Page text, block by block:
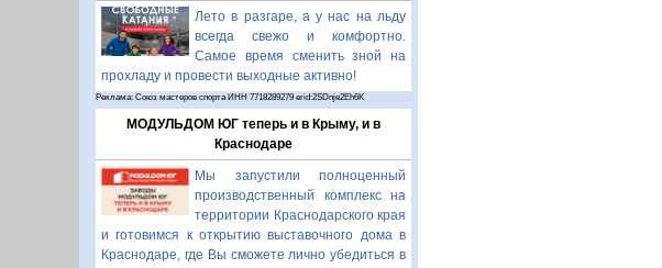
Лето в разгаре, а у нас на льду
всегда свежо и комфортно.
Самое время сменить зной на
прохладу и провести выходные активно!
Реклама: Союз мастеров спорта ИНН 7718289279 erid:2SDnje2Eh6K
МОДУЛЬДОМ ЮГ теперь и в Крыму, и в
Краснодаре
Мы запустили полноценный
производственный комплекс на
территории Краснодарского края
и готовимся к открытию выставочного дома в
Краснодаре, где Вы сможете лично убедиться в